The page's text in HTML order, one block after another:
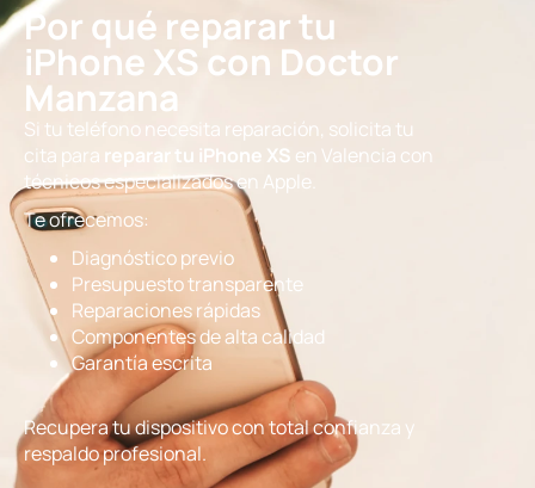
Por qué reparar tu
iPhone XS con Doctor
Manzana
Si tu teléfono necesita reparación, solicita tu
cita para reparar tu iPhone XS en Valencia con
técnicos especializados en Apple.
Te ofrecemos:
Diagnóstico previo
Presupuesto transparente
Reparaciones rápidas
Componentes de alta calidad
Garantía escrita
Recupera tu dispositivo con total confianza y
respaldo profesional.